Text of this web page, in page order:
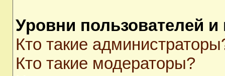
Уровни пользователей и
Кто такие
Кто такие модераторы?